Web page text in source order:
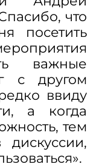
что
посетить
важные
с другом
ввиду
а когда
тем